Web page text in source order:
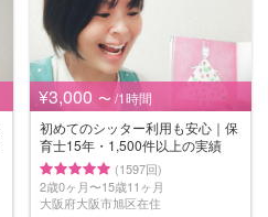
¥3,000 〜 /1時間
初めてのシッター利用も安心｜保
育士15年・1,500件以上の実績
(1597回)
2歳0ヶ月〜15歳11ヶ月
大阪府大阪市旭区在住